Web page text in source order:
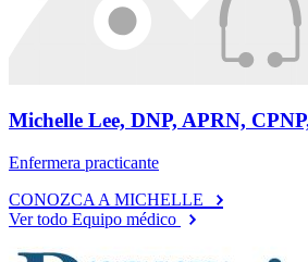
Michelle Lee, DNP, APRN,
Enfermera practicante
CONOZCA A MICHELLE
Ver todo Equipo médico